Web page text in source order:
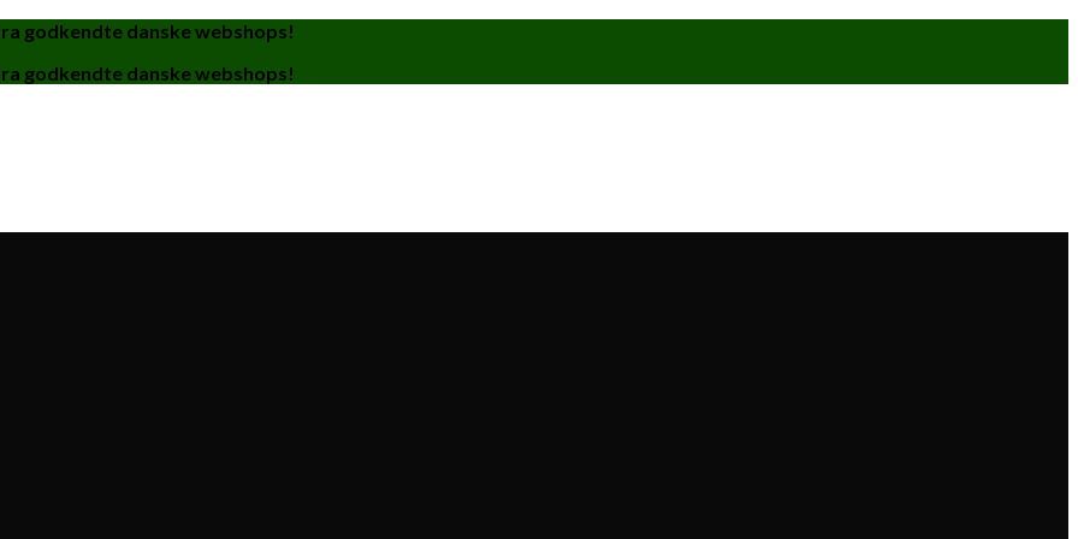
godkendte danske webshops!
godkendte danske webshops!